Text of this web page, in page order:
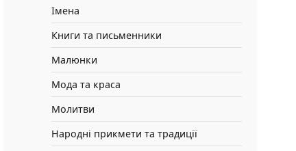
Імена
Книги та письменники
Малюнки
Мода та краса
Молитви
Народні прикмети та традиції